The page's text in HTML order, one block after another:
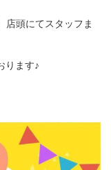
店頭にてスタッフま
ります♪